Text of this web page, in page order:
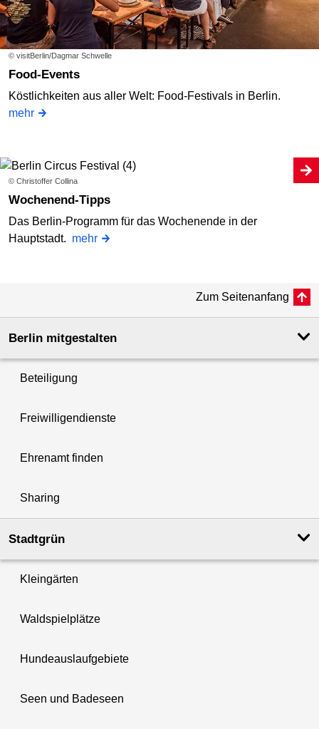
© visitBerlin/Dagmar Schwelle
Food-Events
Köstlichkeiten aus aller Welt: Food-Festivals in Berlin.
mehr
© Christoffer Collina
Wochenend-Tipps
Das Berlin-Programm für das Wochenende in der
Hauptstadt. mehr
Zum Seitenanfang
Berlin mitgestalten
Beteiligung
Freiwilligendienste
Ehrenamt finden
Sharing
Stadtgrün
Kleingärten
Waldspielplätze
Hundeauslaufgebiete
Seen und Badeseen